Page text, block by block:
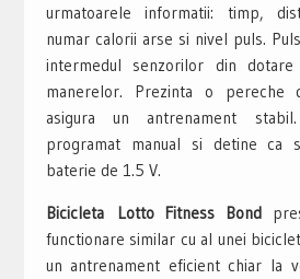
urmatoarele informatii: timp,
numar calorii arse si nivel puls.
intermedul senzorilor din
manerelor. Prezinta o pereche
asigura un antrenament
programat manual si detine ca
baterie de 1.5 V.
Bicicleta Lotto Fitness Bond
functionare similar cu al unei
un antrenament eficient chiar la